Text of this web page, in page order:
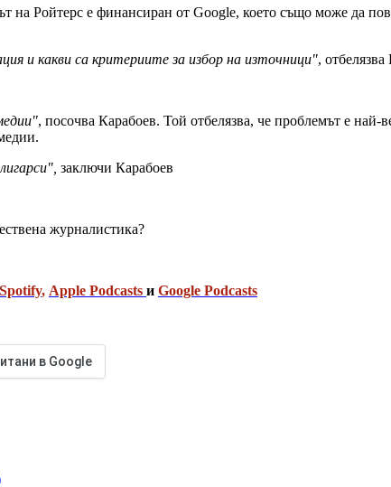
на Ройтерс е финансиран от Google, което също може да
и какви са критериите за избор на източници", отбелязва
, посочва Карабоев. Той отбелязва, че проблемът е най-
заключи Карабоев
журналистика?
Spotify, Apple Podcasts и Google Podcasts
в Google